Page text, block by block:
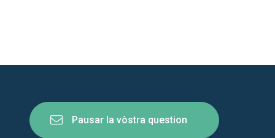
Pausar la vòstra question